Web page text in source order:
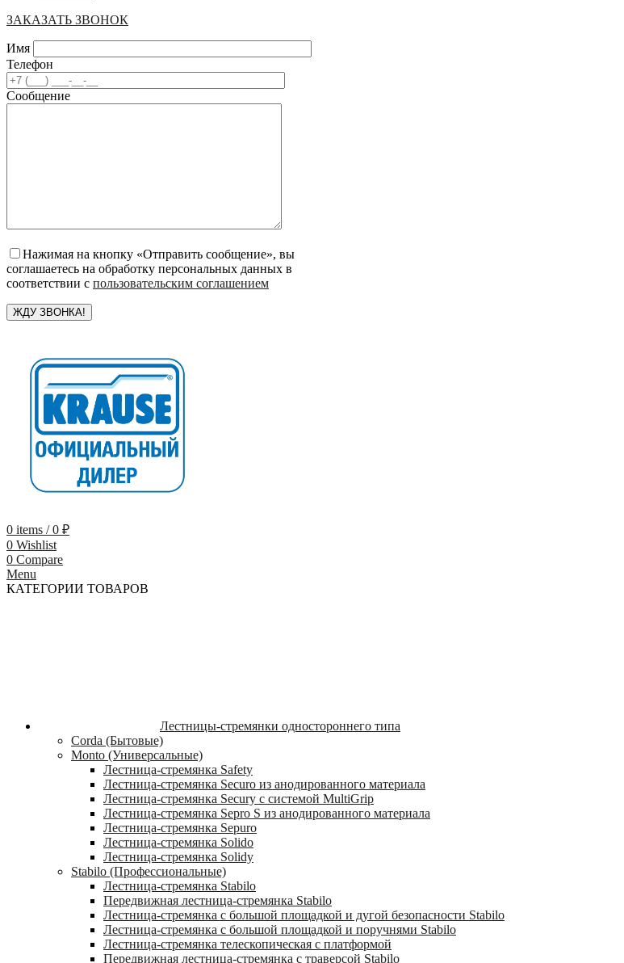
ЗАКАЗАТЬ ЗВОНОК
Имя
Телефон
Сообщение
Нажимая на кнопку «Отправить сообщение», вы
соглашаетесь на обработку персональных данных в
соответствии с пользовательским соглашением
0 items / 0 ₽
0 Wishlist
0 Compare
Menu
КАТЕГОРИИ ТОВАРОВ
Лестницы-стремянки одностороннего типа
Corda (Бытовые)
Monto (Универсальные)
Лестница-стремянка Safety
Лестница-стремянка Securo из анодированного материала
Лестница-стремянка Secury с системой MultiGrip
Лестница-стремянка Sepro S из анодированного материала
Лестница-стремянка Sepuro
Лестница-стремянка Solido
Лестница-стремянка Solidy
Stabilo (Профессиональные)
Лестница-стремянка Stabilo
Передвижная лестница-стремянка Stabilo
Лестница-стремянка с большой площадкой и дугой безопасности Stabilo
Лестница-стремянка с большой площадкой и поручнями Stabilo
Лестница-стремянка телескопическая с платформой
Передвижная лестница-стремянка с траверсой Stabilo